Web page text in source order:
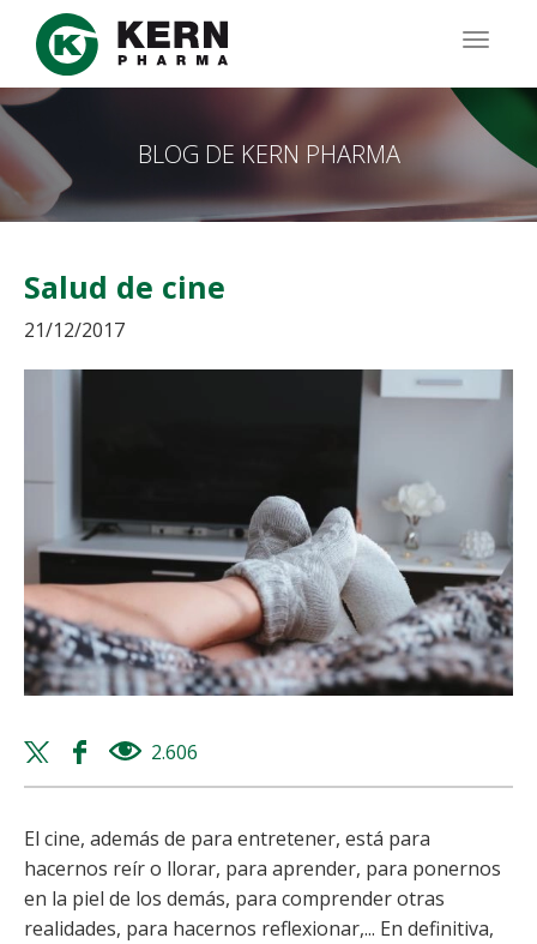
Pasar
contenido
principal
BLOG DE KERN PHARMA
Salud de cine
21/12/2017
Twitter
share
Facebook
share
2.606
El cine, además de para entretener, está para
hacernos reír o llorar, para aprender, para ponernos
en la piel de los demás, para comprender otras
realidades, para hacernos reflexionar,... En definitiva,